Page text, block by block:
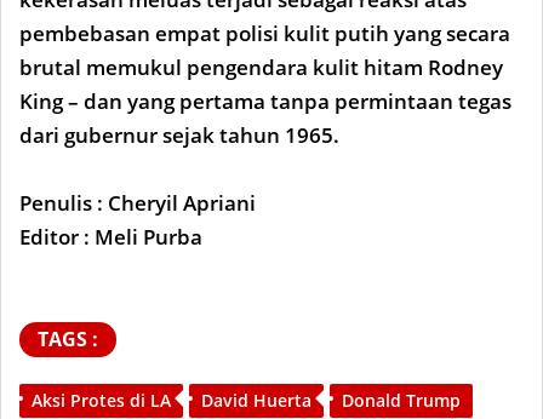
pembebasan empat polisi kulit putih yang secara
brutal memukul pengendara kulit hitam Rodney
King – dan yang pertama tanpa permintaan tegas
dari gubernur sejak tahun 1965.
Penulis : Cheryil Apriani
Editor : Meli Purba
TAGS :
Aksi Protes di LA David Huerta Donald Trump